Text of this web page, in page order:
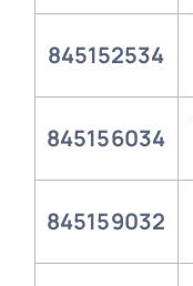
845152534
845156034
845159032